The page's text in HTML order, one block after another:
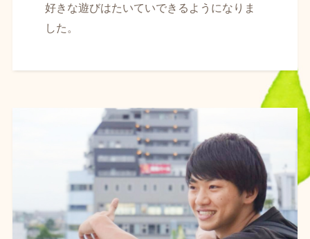
好きな遊びはたいていできるようになりま
した。